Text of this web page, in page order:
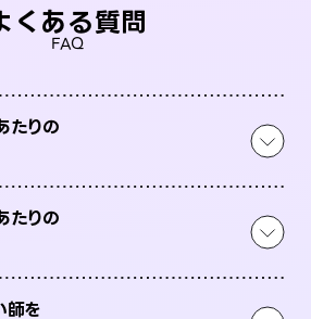
くある質問
FAQ
たりの
たりの
師を